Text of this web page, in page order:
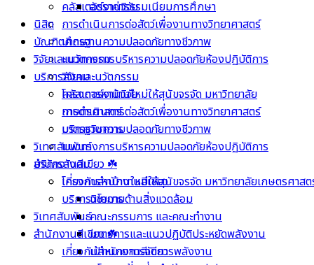
อัตราค่าธรรมเนียมการศึกษา
นิสิต
บัณฑิตศึกษา
วิจัยและนวัตกรรม
วิจัยและนวัตกรรม
คลัสเตอร์งานวิจัย
การดำเนินการต่อสัตว์เพื่องานทางวิทยาศาสตร์
มาตรฐานความปลอดภัยทางชีวภาพ
แนวทางการบริหารความปลอดภัยห้องปฏิบัติการ
บริการสังคม
โครงการหาบ้านใหม่ให้สุนัขจรจัด มหาวิทยาลัยเกษตรศาส
บริการวิชาการ
วิเทศสัมพันธ์
สำนักงานสีเขียว ☘️
เกี่ยวกับสำนักงานสีเขียว
คลัสเตอร์งานวิจัย
การดำเนินการต่อสัตว์เพื่องานทางวิทยาศาสตร์
มาตรฐานความปลอดภัยทางชีวภาพ
แนวทางการบริหารความปลอดภัยห้องปฏิบัติการ
บริการสังคม
โครงการหาบ้านใหม่ให้สุนัขจรจัด มหาวิทยาลัย
เกษตรศาสตร์
บริการวิชาการ
วิเทศสัมพันธ์
สำนักงานสีเขียว ☘️
เกี่ยวกับสำนักงานสีเขียว
นโยบายด้านสิ่งแวดล้อม
คณะกรรมการ และคณะทำงาน
มาตรการและแนวปฏิบัติประหยัดพลังงาน
เป้าหมายการจัดการพลังงาน